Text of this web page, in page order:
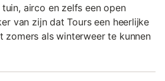
airco en zelfs een open
van zijn dat Tours een heerlijke
zomers als winterweer te kunnen